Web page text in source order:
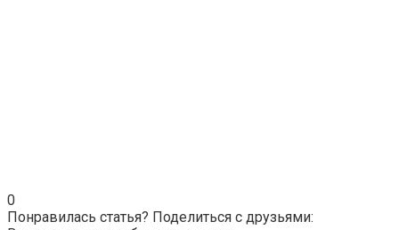
0
Понравилась статья? Поделиться с друзьями: